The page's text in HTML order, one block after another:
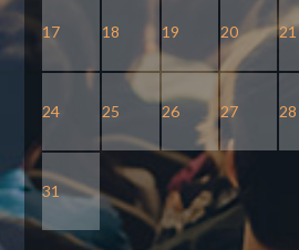
17 18 19 20 21
24 25 26 27 28
31